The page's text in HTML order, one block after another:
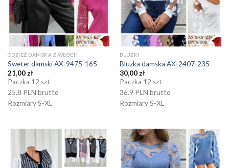
ODZIEŻ DAMSKA Z WŁOCH
Sweter damski AX-9475-165
21,00 zł
Paczka 12 szt
25.8 PLN brutto
Rozmiary S-XL
BLUZKI
Bluzka damska AX-2407-235
30,00 zł
Paczka 12 szt
36.9 PLN brutto
Rozmiary S-XL